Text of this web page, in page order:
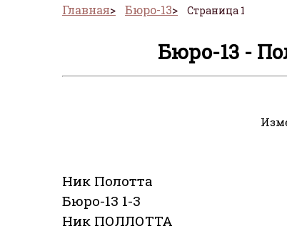
Главная Бюро-13 Страница 1
Бюро-13 -
Ник Полотта
Бюро-13 1-3
Ник ПОЛЛОТТА